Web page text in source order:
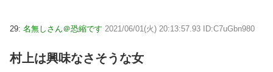
29: 名無しさん＠恐縮です 2021/06/01(火) 20:13:57.93 ID:C7uGbn980
村上は興味なさそうな女